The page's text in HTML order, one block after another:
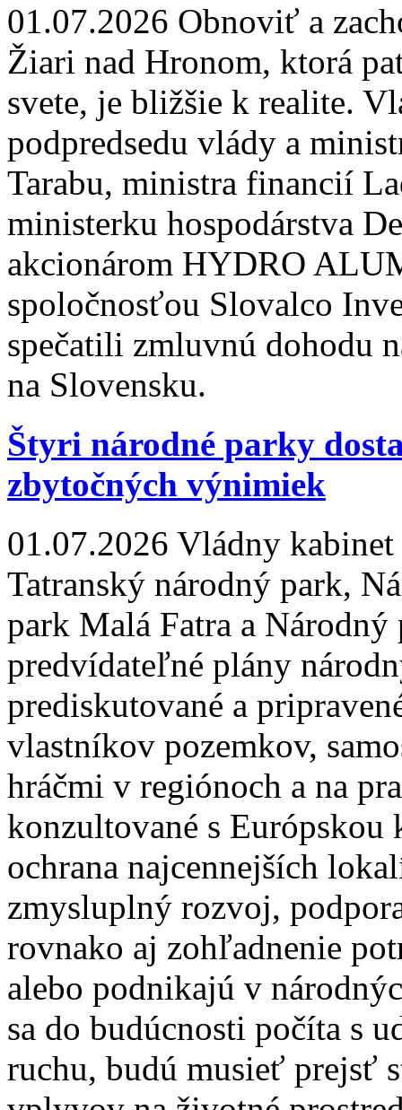
01.07.2026 Obnoviť a
Žiari nad Hronom, ktorá
svete, je bližšie k realite.
podpredsedu vlády a
Tarabu, ministra financií
ministerku hospodárstva
akcionárom HYDRO
spoločnosťou Slovalco
spečatili zmluvnú dohodu
na Slovensku.
Štyri národné parky
zbytočných výnimiek
01.07.2026 Vládny kabinet
Tatranský národný park,
park Malá Fatra a Národný
predvídateľné plány
prediskutované a
vlastníkov pozemkov,
hráčmi v regiónoch a na
konzultované s
ochrana najcennejších
zmysluplný rozvoj,
rovnako aj zohľadnenie
alebo podnikajú v
sa do budúcnosti počíta s
ruchu, budú musieť prejsť